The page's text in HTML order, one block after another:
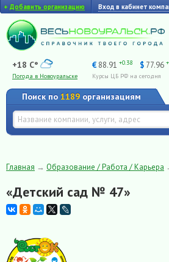
+ Добавить организацию Вход в кабинет
+18 C°
Погода в Новоуральске
€ 88.91 +0.38 $ 77.96
Курсы ЦБ РФ на сегодня
Поиск по 1189 организациям
Главная → Образование / Работа / Карьера
«Детский сад № 47»